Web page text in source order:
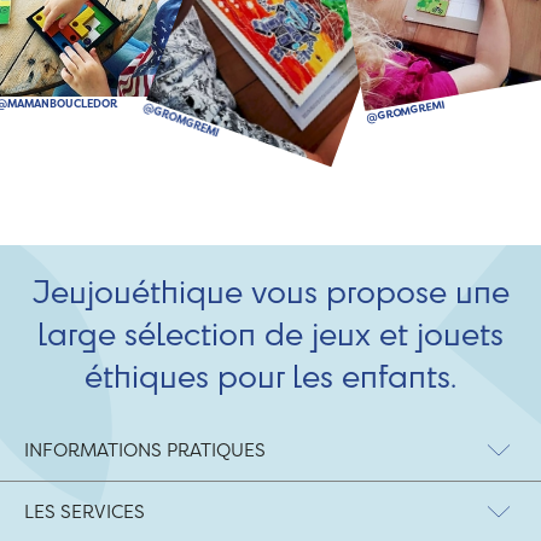
Jeujouéthique vous propose une
large sélection de jeux et jouets
éthiques pour les enfants.
INFORMATIONS PRATIQUES
LES SERVICES